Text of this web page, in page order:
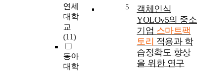
연세
대학
교
(11)
동아
대학
5
객체인식
YOLOv5의 중소
기업 스마트팩
토리 적용과 학
습정확도 향상
을 위한 연구